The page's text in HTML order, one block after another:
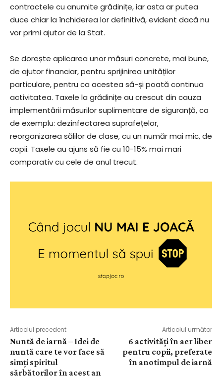
contractele cu anumite grădinițe, iar asta ar putea
duce chiar la închiderea lor definitivă, evident dacă nu
vor primi ajutor de la Stat.
Se dorește aplicarea unor măsuri concrete, mai bune,
de ajutor financiar, pentru sprijinirea unităților
particulare, pentru ca acestea să-și poată continua
activitatea. Taxele la grădinițe au crescut din cauza
implementării măsurilor suplimentare de siguranță, ca
de exemplu: dezinfectarea suprafețelor,
reorganizarea sălilor de clase, cu un număr mai mic, de
copii. Taxele au ajuns să fie cu 10-15% mai mari
comparativ cu cele de anul trecut.
Articolul precedent
Nuntă de iarnă – Idei de
nuntă care te vor face să
simți spiritul
sărbătorilor în acest an
Articolul următor
6 activități în aer liber
pentru copii, preferate
în anotimpul de iarnă